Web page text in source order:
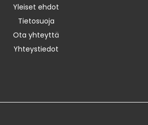
Yleiset ehdot
Tietosuoja
Ota yhteyttä
Yhteystiedot